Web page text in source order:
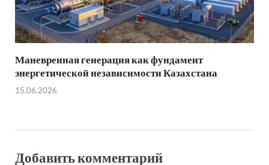
Маневренная генерация как фундамент
энергетической независимости Казахстана
15.06.2026
Добавить комментарий